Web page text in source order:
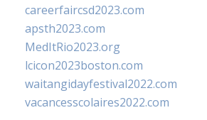
careerfaircsd2023.com
apsth2023.com
MedItRio2023.org
lcicon2023boston.com
waitangidayfestival2022.com
vacancesscolaires2022.com